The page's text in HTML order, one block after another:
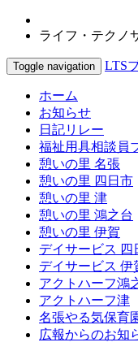
ライフ・テクノ
Toggle navigation LTS
ホーム
お知らせ
日記リレー
福祉用具相談員
憩いの里 名張
憩いの里 四日市
憩いの里 津
憩いの里 鴻之台
憩いの里 伊賀
デイサービス 四
デイサービス 伊
アクトハーフ鴻
アクトハーフ津
名張やる気保育
広報からのお知